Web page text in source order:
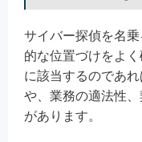
サイバー探偵を名
的な位置づけをよ
に該当するのであ
や、業務の適法性
があります。